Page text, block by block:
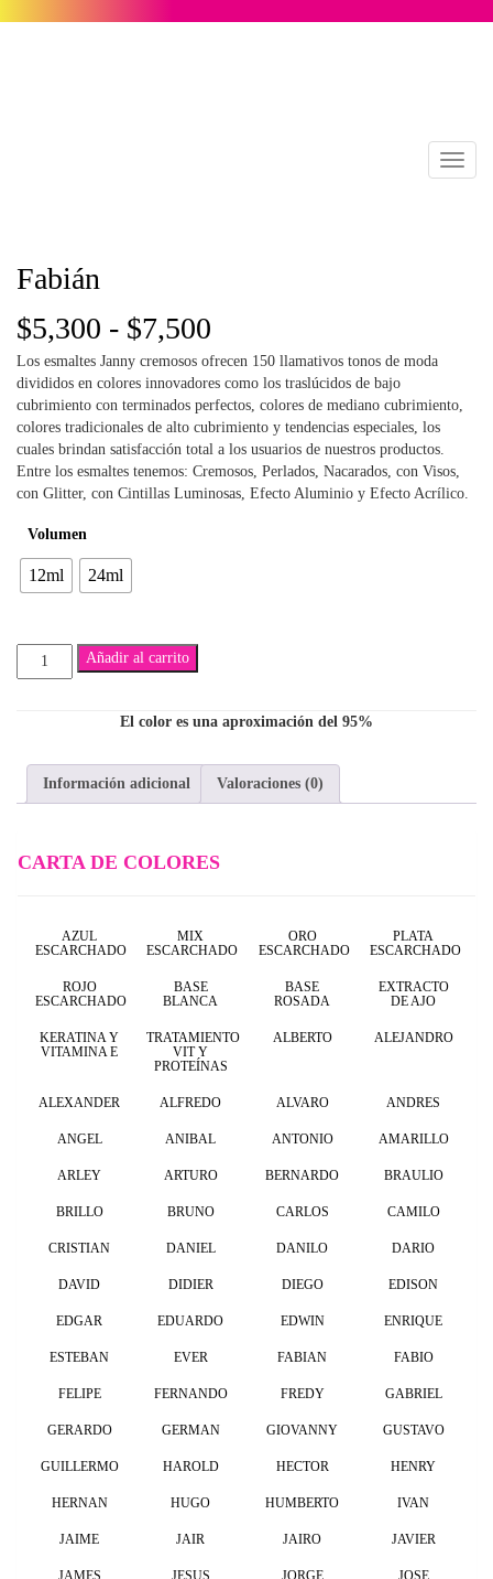
Toggle
Fabián
$5,300 - $7,500
de
precios:
desde
$5,300
Los esmaltes Janny cremosos ofrecen 150 llamativos tonos de moda
divididos en colores innovadores como los traslúcidos de bajo
cubrimiento con terminados perfectos, colores de mediano cubrimiento,
colores tradicionales de alto cubrimiento y tendencias especiales, los
cuales brindan satisfacción total a los usuarios de nuestros productos.
Entre los esmaltes tenemos: Cremosos, Perlados, Nacarados, con Visos,
con Glitter, con Cintillas Luminosas, Efecto Aluminio y Efecto Acrílico.
Volumen
12ml 24ml
Fabián
cantidad
Añadir al carrito
El color es una aproximación del 95%
Información adicional Valoraciones (0)
CARTA DE COLORES
AZUL
ESCARCHADO
MIX
ESCARCHADO
ORO
ESCARCHADO
PLATA
ESCARCHADO
ROJO
ESCARCHADO
BASE
BLANCA
BASE
ROSADA
EXTRACTO
DE AJO
KERATINA Y
VITAMINA E
TRATAMIENTO
VIT Y
PROTEÍNAS
ALBERTO ALEJANDRO
ALEXANDER ALFREDO ALVARO ANDRES
ANGEL ANIBAL ANTONIO AMARILLO
ARLEY ARTURO BERNARDO BRAULIO
BRILLO BRUNO CARLOS CAMILO
CRISTIAN DANIEL DANILO DARIO
DAVID DIDIER DIEGO EDISON
EDGAR EDUARDO EDWIN ENRIQUE
ESTEBAN EVER FABIAN FABIO
FELIPE FERNANDO FREDY GABRIEL
GERARDO GERMAN GIOVANNY GUSTAVO
GUILLERMO HAROLD HECTOR HENRY
HERNAN HUGO HUMBERTO IVAN
JAIME JAIR JAIRO JAVIER
JAMES JESUS JORGE JOSE